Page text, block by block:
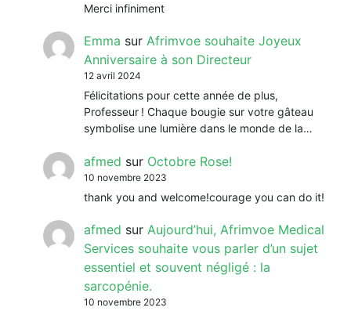
Merci infiniment
Emma sur Afrimvoe souhaite Joyeux
Anniversaire à son Directeur
12 avril 2024
Félicitations pour cette année de plus,
Professeur ! Chaque bougie sur votre gâteau
symbolise une lumière dans le monde de la…
afmed sur Octobre Rose!
10 novembre 2023
thank you and welcome!courage you can do it!
afmed sur Aujourd’hui, Afrimvoe Medical
Services souhaite vous parler d’un sujet
essentiel et souvent négligé : la
sarcopénie.
10 novembre 2023